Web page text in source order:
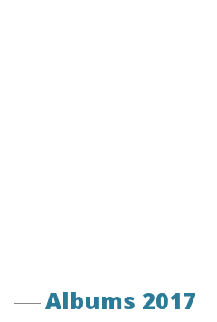
Albums 2017